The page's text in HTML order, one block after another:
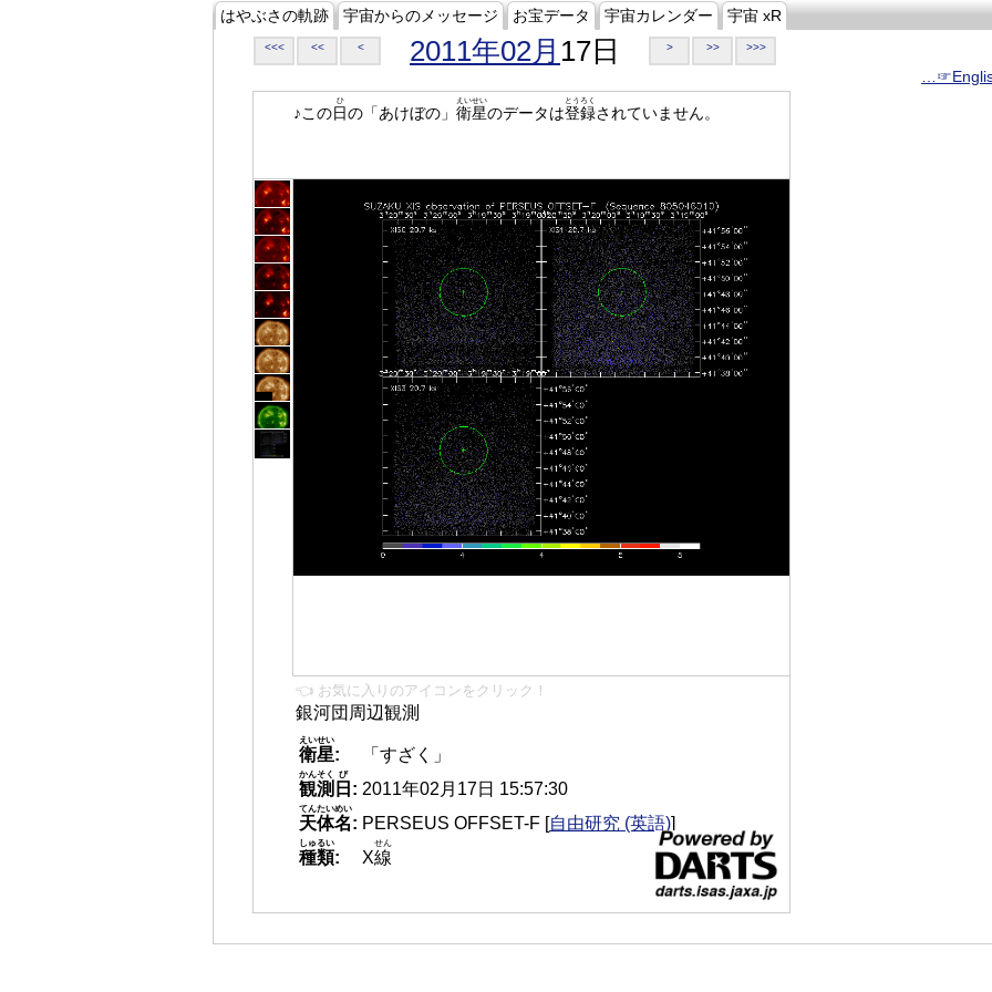
はやぶさの軌跡 宇宙からのメッセージ お宝データ 宇宙カレンダー 宇宙 xR
<<< << < 2011年02月 17日 > >> >>>
♪この日
ひ
の「あけぼの」 衛星
えいせい
のデータは登録
とうろく
されていません。
👈 お気に入りのアイコンをクリック！
銀河団周辺観測
衛星
えいせい
:
「すざく」
観測
かんそく
日
び
: 2011年02月17日 15:57:30
天体名
てんたいめい
: PERSEUS OFFSET-F [自由研究 (英語)]
種類
しゅるい
: X線
せん